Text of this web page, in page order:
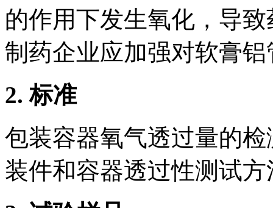
的作用下发生氧化，导
制药企业应加强对软膏
2. 标准
包装容器氧气透过量的检
装件和容器透过性测试